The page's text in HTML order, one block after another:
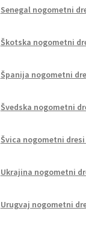
Senegal nogometni
Škotska nogometni
Španija nogometni
Švedska nogometni
Švica nogometni dresi
Ukrajina nogometni
Urugvaj nogometni